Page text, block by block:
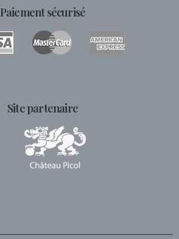
Paiement sécurisé
Site partenaire